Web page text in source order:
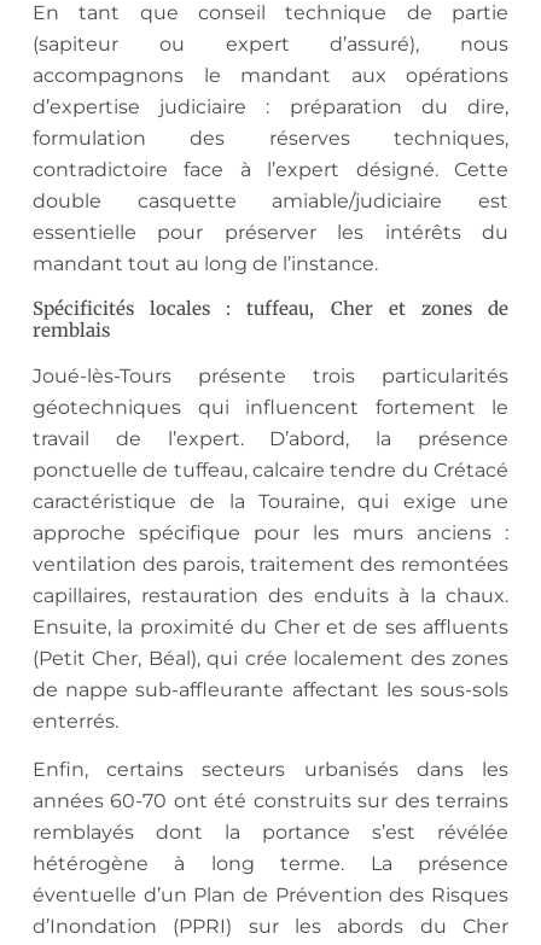
En tant que conseil technique de partie
(sapiteur ou expert d’assuré), nous
accompagnons le mandant aux opérations
d’expertise judiciaire : préparation du dire,
formulation des réserves techniques,
contradictoire face à l’expert désigné. Cette
double casquette amiable/judiciaire est
essentielle pour préserver les intérêts du
mandant tout au long de l’instance.
Spécificités locales : tuffeau, Cher et zones de
remblais
Joué-lès-Tours présente trois particularités
géotechniques qui influencent fortement le
travail de l’expert. D’abord, la présence
ponctuelle de tuffeau, calcaire tendre du Crétacé
caractéristique de la Touraine, qui exige une
approche spécifique pour les murs anciens :
ventilation des parois, traitement des remontées
capillaires, restauration des enduits à la chaux.
Ensuite, la proximité du Cher et de ses affluents
(Petit Cher, Béal), qui crée localement des zones
de nappe sub-affleurante affectant les sous-sols
enterrés.
Enfin, certains secteurs urbanisés dans les
années 60-70 ont été construits sur des terrains
remblayés dont la portance s’est révélée
hétérogène à long terme. La présence
éventuelle d’un Plan de Prévention des Risques
d’Inondation (PPRI) sur les abords du Cher